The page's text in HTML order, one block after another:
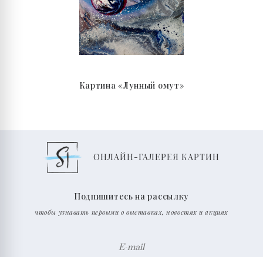
Картина «Лунный омут»
ОНЛАЙН-ГАЛЕРЕЯ КАРТИН
Подпишитесь на рассылку
чтобы узнавать первыми о выставках, новостях и акциях